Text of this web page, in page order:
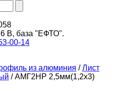
В, база "ЕФТО".
00-14
из алюминия /Лист
/АМГ2НР 2,5мм(1,2х3)